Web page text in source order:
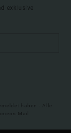
exklusive
haben - Alle
Mail